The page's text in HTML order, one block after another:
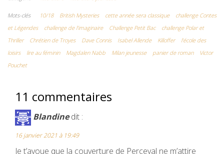
e
b
o
o
t
t
e
b
l
r
i
l
t
e
r
t
Mots-clés 10/18 British Mysteries cette année sera classique
challenge Contes
et Légendes
challenge de l'imaginaire Challenge Petit Bac
challenge Polar et
Thriller
Chrétien de Troyes Dave Connis Isabel Allende Killoffer
l'école des
loisirs
lire au féminin Magdalen Nabb Milan jeunesse panier de roman
Victor
Pouchet
11 commentaires
Blandine dit :
16 janvier 2021 à 19:49
Je t’avoue que la couverture de Perceval ne m’attire